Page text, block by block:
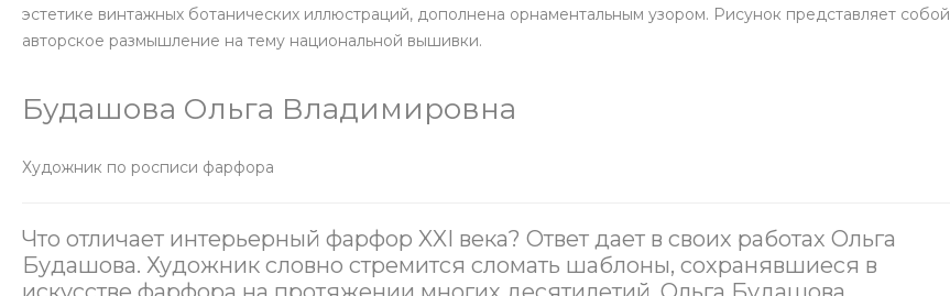
эстетике винтажных ботанических иллюстраций, дополнена орнаментальным узором. Рисунок представляет собой
авторское размышление на тему национальной вышивки.
Будашова Ольга Владимировна
Художник по росписи фарфора
Что отличает интерьерный фарфор XXI века? Ответ дает в своих работах Ольга
Будашова. Художник словно стремится сломать шаблоны, сохранявшиеся в